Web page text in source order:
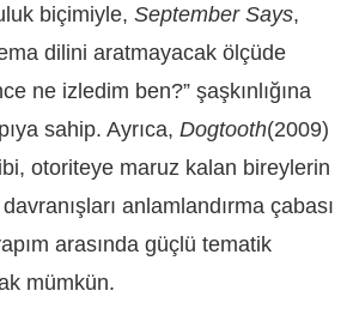
biçimiyle, September Says,
dilini aratmayacak ölçüde
ne izledim ben?” şaşkınlığına
sahip. Ayrıca, Dogtooth(2009)
otoriteye maruz kalan bireylerin
anlamlandırma çabası
arasında güçlü tematik
mümkün.